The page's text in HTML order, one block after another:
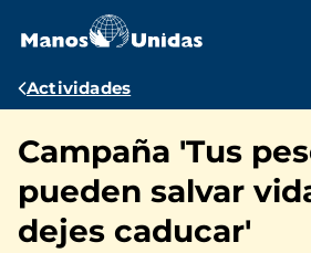
contenido
Ruta
navegación
Actividades
Campaña 'Tus
pueden salvar
dejes caducar'